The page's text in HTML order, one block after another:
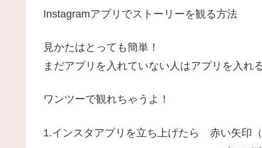
Instagramアプリでストーリーを観る方法
見かたはとっても簡単！
まだアプリを入れていない人はアプリを入れ
ワンツーで観れちゃうよ！
1.インスタアプリを立ち上げたら 赤い矢印